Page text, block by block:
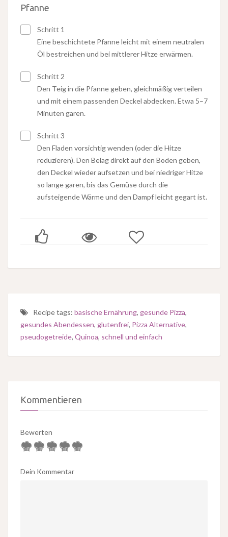
Pfanne
Schritt 1
Eine beschichtete Pfanne leicht mit einem neutralen
Öl bestreichen und bei mittlerer Hitze erwärmen.
Schritt 2
Den Teig in die Pfanne geben, gleichmäßig verteilen
und mit einem passenden Deckel abdecken. Etwa 5–7
Minuten garen.
Schritt 3
Den Fladen vorsichtig wenden (oder die Hitze
reduzieren). Den Belag direkt auf den Boden geben,
den Deckel wieder aufsetzen und bei niedriger Hitze
so lange garen, bis das Gemüse durch die
aufsteigende Wärme und den Dampf leicht gegart ist.
Recipe tags: basische Ernährung, gesunde Pizza,
gesundes Abendessen, glutenfrei, Pizza Alternative,
pseudogetreide, Quinoa, schnell und einfach
Kommentieren
Bewerten
Dein Kommentar